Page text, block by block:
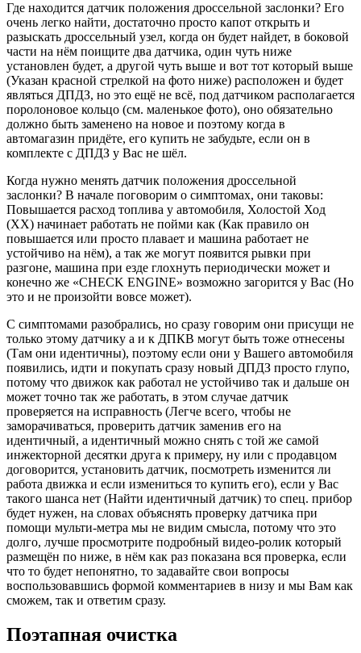
Где находится датчик положения дроссельной заслонки? Его
очень легко найти, достаточно просто капот открыть и
разыскать дроссельный узел, когда он будет найдет, в боковой
части на нём поищите два датчика, один чуть ниже
установлен будет, а другой чуть выше и вот тот который выше
(Указан красной стрелкой на фото ниже) расположен и будет
являться ДПДЗ, но это ещё не всё, под датчиком располагается
поролоновое кольцо (см. маленькое фото), оно обязательно
должно быть заменено на новое и поэтому когда в
автомагазин придёте, его купить не забудьте, если он в
комплекте с ДПДЗ у Вас не шёл.
Когда нужно менять датчик положения дроссельной
заслонки? В начале поговорим о симптомах, они таковы:
Повышается расход топлива у автомобиля, Холостой Ход
(ХХ) начинает работать не пойми как (Как правило он
повышается или просто плавает и машина работает не
устойчиво на нём), а так же могут появится рывки при
разгоне, машина при езде глохнуть периодически может и
конечно же «СHEСK ЕNGINЕ» возможно загорится у Вас (Но
это и не произойти вовсе может).
С симптомами разобрались, но сразу говорим они присущи не
только этому датчику а и к ДПКВ могут быть тоже отнесены
(Там они идентичны), поэтому если они у Вашего автомобиля
появились, идти и покупать сразу новый ДПДЗ просто глупо,
потому что движок как работал не устойчиво так и дальше он
может точно так же работать, в этом случае датчик
проверяется на исправность (Легче всего, чтобы не
заморачиваться, проверить датчик заменив его на
идентичный, а идентичный можно снять с той же самой
инжекторной десятки друга к примеру, ну или с продавцом
договорится, установить датчик, посмотреть изменится ли
работа движка и если измениться то купить его), если у Вас
такого шанса нет (Найти идентичный датчик) то спец. прибор
будет нужен, на словах объяснять проверку датчика при
помощи мульти-метра мы не видим смысла, потому что это
долго, лучше просмотрите подробный видео-ролик который
размещён по ниже, в нём как раз показана вся проверка, если
что то будет непонятно, то задавайте свои вопросы
воспользовавшись формой комментариев в низу и мы Вам как
сможем, так и ответим сразу.
Поэтапная очистка